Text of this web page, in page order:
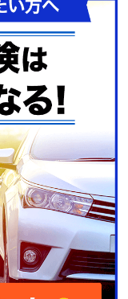
ンダ/フリード）
保険会社(弁護士
更してよかったと
男性/三菱/コルト）
えました。
トヨタ/シエンタ）
来た。
/ホンダ/VEZEL）